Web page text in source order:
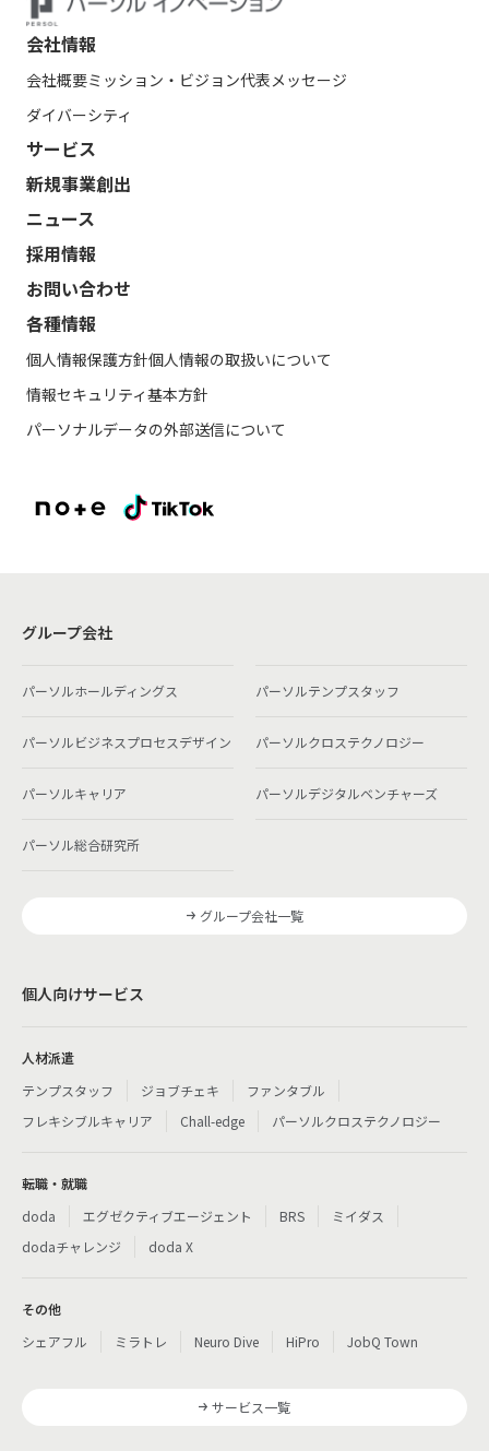
会社情報
会社概要ミッション・ビジョン代表メッセージ
ダイバーシティ
サービス
新規事業創出
ニュース
採用情報
お問い合わせ
各種情報
個人情報保護方針個人情報の取扱いについて
情報セキュリティ基本方針
パーソナルデータの外部送信について
グループ会社
パーソルホールディングス パーソルテンプスタッフ
パーソルビジネスプロセスデザイン パーソルクロステクノロジー
パーソルキャリア パーソルデジタルベンチャーズ
パーソル総合研究所
グループ会社一覧
個人向けサービス
人材派遣
テンプスタッフ
ジョブチェキ
ファンタブル
フレキシブルキャリア
Chall-edge パーソルクロステクノロジー
転職・就職
doda
エグゼクティブエージェント BRS
ミイダス
dodaチャレンジ
doda X
その他
シェアフル
ミラトレ Neuro Dive HiPro JobQ Town
サービス一覧